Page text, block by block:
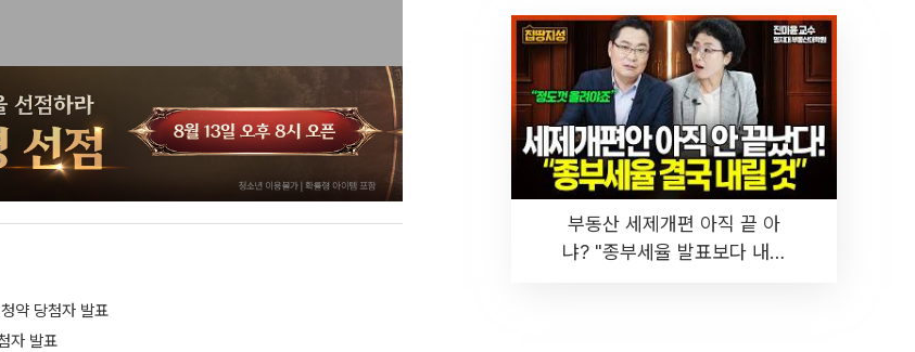
청약 당첨자 발표
자 발표
부동산 세제개편 아직 끝 아
냐? "종부세율 발표보다 내릴